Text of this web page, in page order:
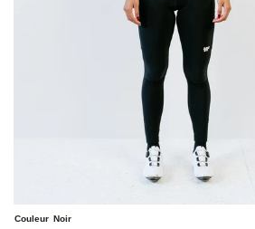
Couleur Noir